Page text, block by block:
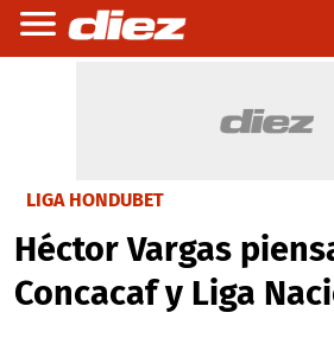
LIGA HONDUBET
Héctor Vargas
Concacaf y Liga